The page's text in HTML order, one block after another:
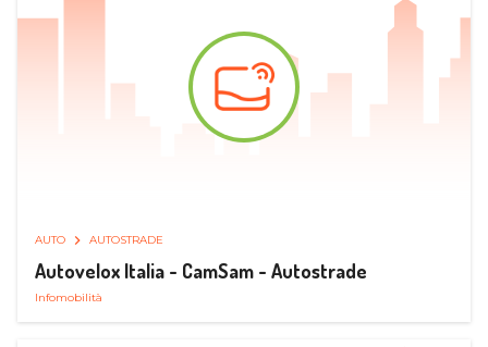
AUTO AUTOSTRADE
Autovelox Italia - CamSam - Autostrade
Infomobilità